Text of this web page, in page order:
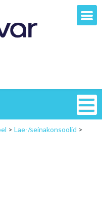
> Lae-/seinakonsoolid >